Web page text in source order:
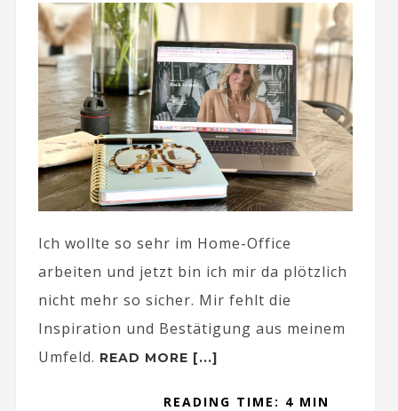
Ich wollte so sehr im Home-Office
arbeiten und jetzt bin ich mir da plötzlich
nicht mehr so sicher. Mir fehlt die
Inspiration und Bestätigung aus meinem
Umfeld. READ MORE [...]
READING TIME: 4 MIN